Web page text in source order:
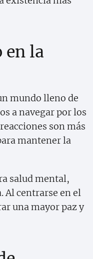
en la
mundo lleno de
a navegar por los
son más
mantener la
salud mental,
centrarse en el
una mayor paz y